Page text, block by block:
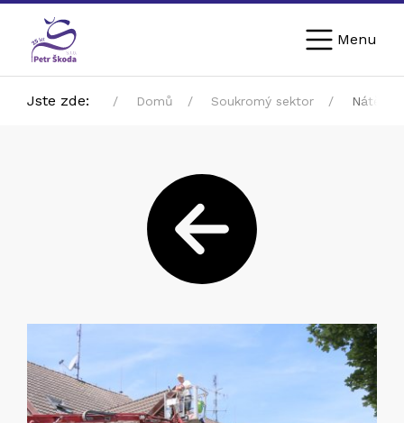
Menu
Jste zde: Domů Soukromý sektor Nátěry